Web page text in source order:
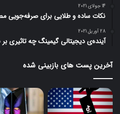
14 جولای 2021
نکات ساده و طلایی برای صرفه‌جویی
28 آوریل 2021
آینده‌ی دیجیتالی گیمینگ چه تاثیری بر
آخرین پست های بازبینی شده